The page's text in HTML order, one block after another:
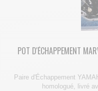
POT D'ÉCHAPPEMENT
Paire d'Échappement
homologué, livré